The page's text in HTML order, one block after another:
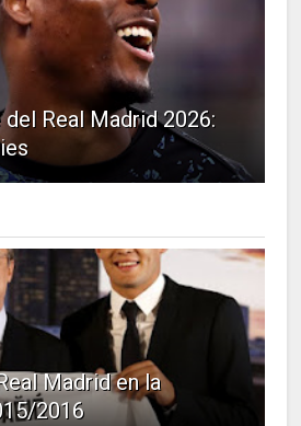
Real Madrid 2026:
Madrid en la
2016